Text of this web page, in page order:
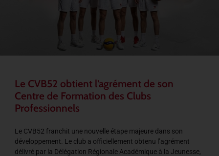
Le CVB52 obtient l’agrément de son
Centre de Formation des Clubs
Professionnels
Le CVB52 franchit une nouvelle étape majeure dans son
développement. Le club a officiellement obtenu l’agrément
délivré par la Délégation Régionale Académique à la Jeunesse,